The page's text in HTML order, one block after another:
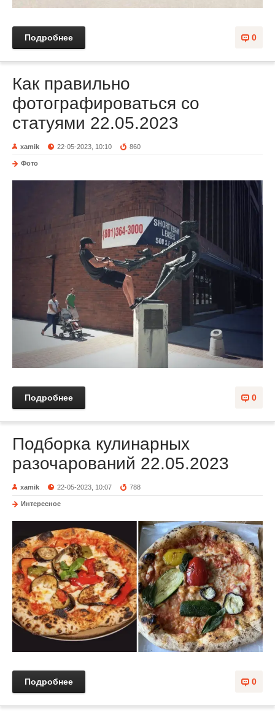
0
Подробнее
Как правильно
фотографироваться со
статуями 22.05.2023
xamik 22-05-2023, 10:10 860
Фото
0
Подробнее
Подборка кулинарных
разочарований 22.05.2023
xamik 22-05-2023, 10:07 788
Интересное
0
Подробнее